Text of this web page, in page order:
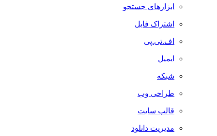
ابزارهای جستجو
اشتراک فایل
اف.تی.پی
ایمیل
شبکه
طراحی وب
قالب سایت
مدیریت دانلود